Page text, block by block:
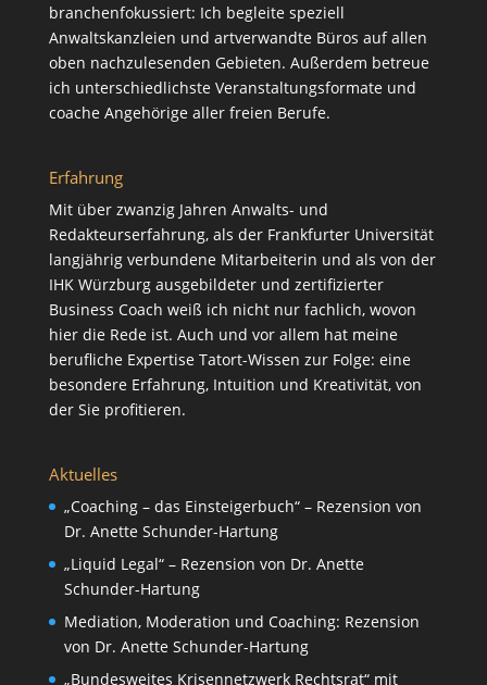
branchenfokussiert: Ich begleite speziell
Anwaltskanzleien und artverwandte Büros auf allen
oben nachzulesenden Gebieten. Außerdem betreue
ich unterschiedlichste Veranstaltungsformate und
coache Angehörige aller freien Berufe.
Erfahrung
Mit über zwanzig Jahren Anwalts- und
Redakteurserfahrung, als der Frankfurter Universität
langjährig verbundene Mitarbeiterin und als von der
IHK Würzburg ausgebildeter und zertifizierter
Business Coach weiß ich nicht nur fachlich, wovon
hier die Rede ist. Auch und vor allem hat meine
berufliche Expertise Tatort-Wissen zur Folge: eine
besondere Erfahrung, Intuition und Kreativität, von
der Sie profitieren.
Aktuelles
„Coaching – das Einsteigerbuch“ – Rezension von
Dr. Anette Schunder-Hartung
„Liquid Legal“ – Rezension von Dr. Anette
Schunder-Hartung
Mediation, Moderation und Coaching: Rezension
von Dr. Anette Schunder-Hartung
„Bundesweites Krisennetzwerk Rechtsrat“ mit